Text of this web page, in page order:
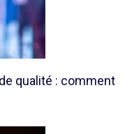
qualité : comment